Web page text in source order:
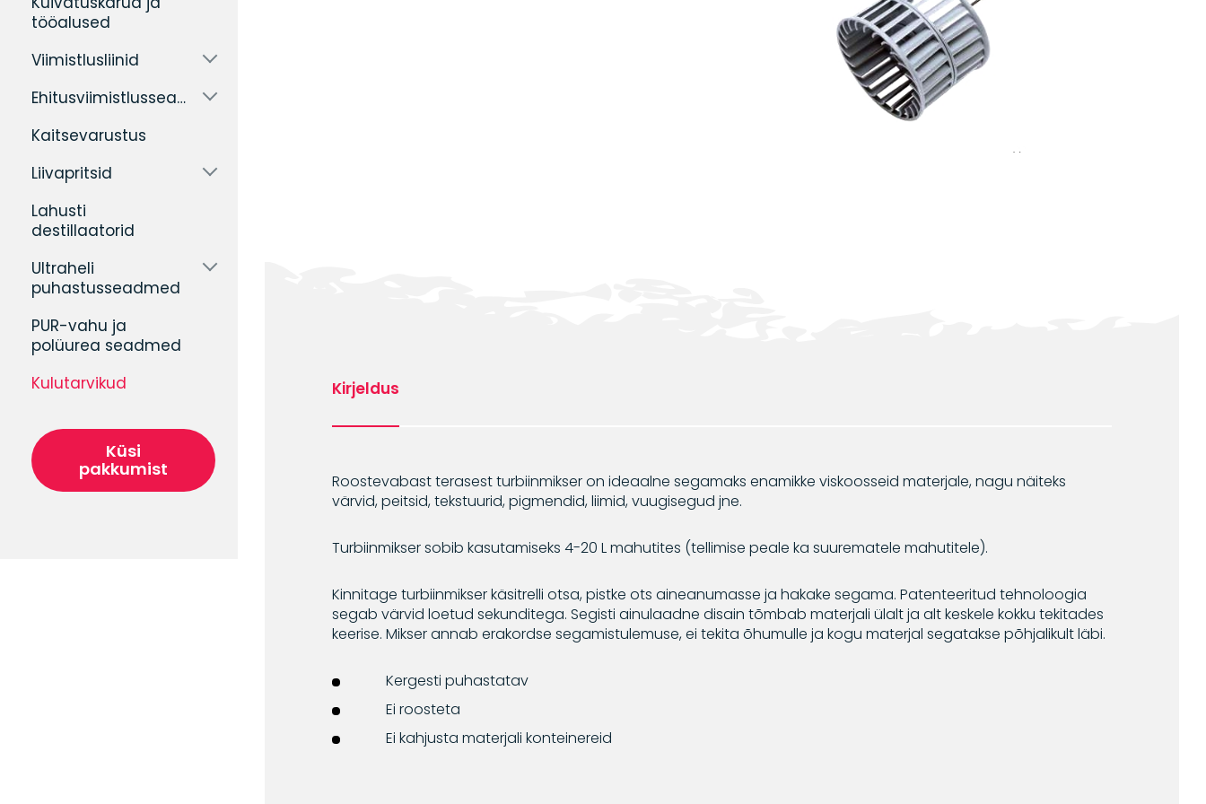
tööalused
Viimistlusliinid
Ehitusviimistlusseadmed
Kaitsevarustus
Liivapritsid
Lahusti
destillaatorid
Ultraheli
puhastusseadmed
PUR-vahu ja
polüurea seadmed
Kulutarvikud
Küsi
pakkumist
Kirjeldus
Roostevabast terasest turbiinmikser on ideaalne segamaks enamikke viskoosseid materjale, nagu näiteks
värvid, peitsid, tekstuurid, pigmendid, liimid, vuugisegud jne.
Turbiinmikser sobib kasutamiseks 4-20 L mahutites (tellimise peale ka suurematele mahutitele).
Kinnitage turbiinmikser käsitrelli otsa, pistke ots aineanumasse ja hakake segama. Patenteeritud tehnoloogia
segab värvid loetud sekunditega. Segisti ainulaadne disain tõmbab materjali ülalt ja alt keskele kokku tekitades
keerise. Mikser annab erakordse segamistulemuse, ei tekita õhumulle ja kogu materjal segatakse põhjalikult läbi.
Kergesti puhastatav
Ei roosteta
Ei kahjusta materjali konteinereid